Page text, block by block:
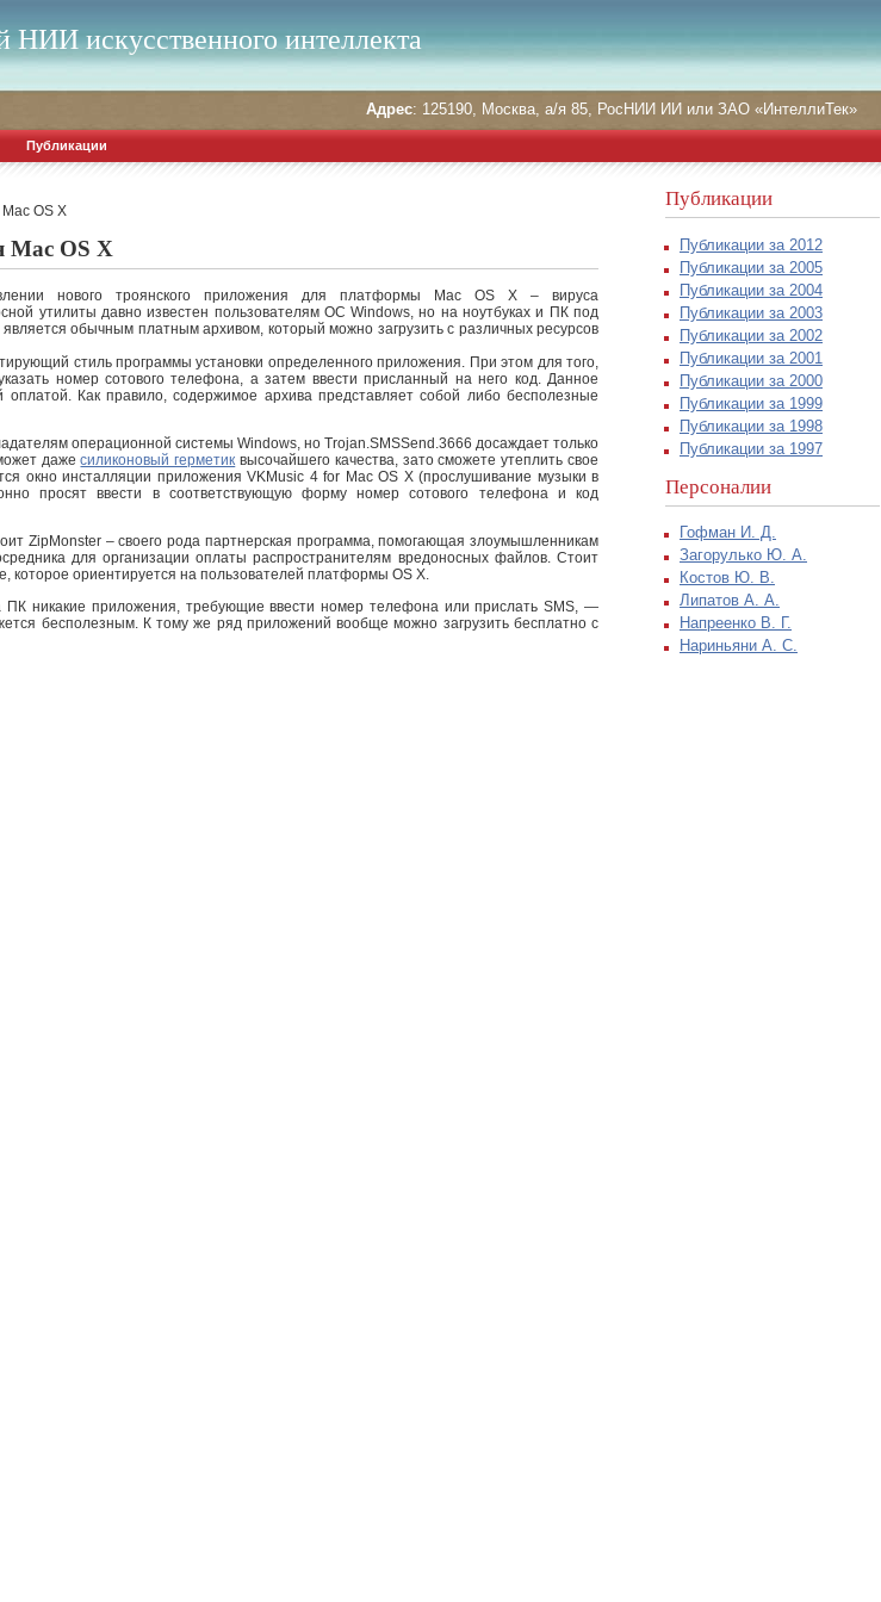
НИИ искусственного интеллекта
Адрес: 125190, Москва, а/я 85, РосНИИ ИИ или ЗАО «ИнтеллиТек»
Публикации
OS X
Mac OS X
нового троянского приложения для платформы Mac OS X – вируса
утилиты давно известен пользователям ОС Windows, но на ноутбуках и ПК под
обычным платным архивом, который можно загрузить с различных ресурсов
стиль программы установки определенного приложения. При этом для того,
номер сотового телефона, а затем ввести присланный на него код. Данное
Как правило, содержимое архива представляет собой либо бесполезные
операционной системы Windows, но Trojan.SMSSend.3666 досаждает только
дажесиликоновый герметик высочайшего качества, зато сможете утеплить свое
окно инсталляции приложения VKMusic 4 for Mac OS X (прослушивание музыки в
просят ввести в соответствующую форму номер сотового телефона и код
ZipMonster – своего рода партнерская программа, помогающая злоумышленникам
для организации оплаты распространителям вредоносных файлов. Стоит
которое ориентируется на пользователей платформы OS X.
никакие приложения, требующие ввести номер телефона или прислать SMS, —
бесполезным. К тому же ряд приложений вообще можно загрузить бесплатно с
Публикации
Публикации за 2012
Публикации за 2005
Публикации за 2004
Публикации за 2003
Публикации за 2002
Публикации за 2001
Публикации за 2000
Публикации за 1999
Публикации за 1998
Публикации за 1997
Персоналии
Гофман И. Д.
Загорулько Ю. А.
Костов Ю. В.
Липатов А. А.
Напреенко В. Г.
Нариньяни А. С.